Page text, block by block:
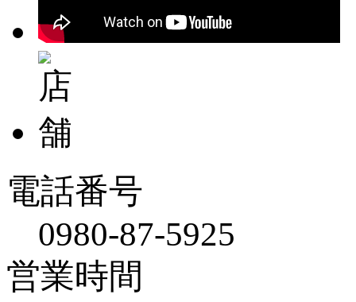
電話番号
0980-87-5925
営業時間